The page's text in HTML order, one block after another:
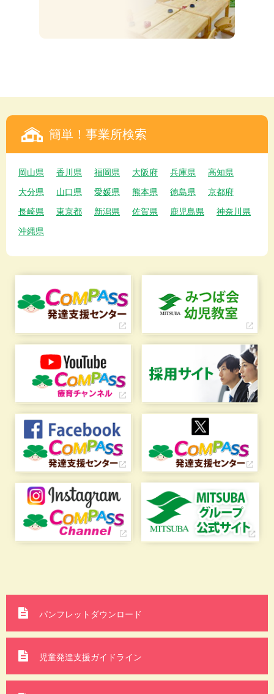
簡単！事業所検索
岡山県 香川県 福岡県 大阪府 兵庫県
高知県
大分県
山口県 愛媛県 熊本県 徳島県
京都府
長崎県
東京都 新潟県 佐賀県 鹿児島県
神奈川県
沖縄県
パンフレットダウンロード
児童発達支援ガイドライン